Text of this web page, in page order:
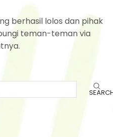
berhasil lolos dan pihak
teman-teman via